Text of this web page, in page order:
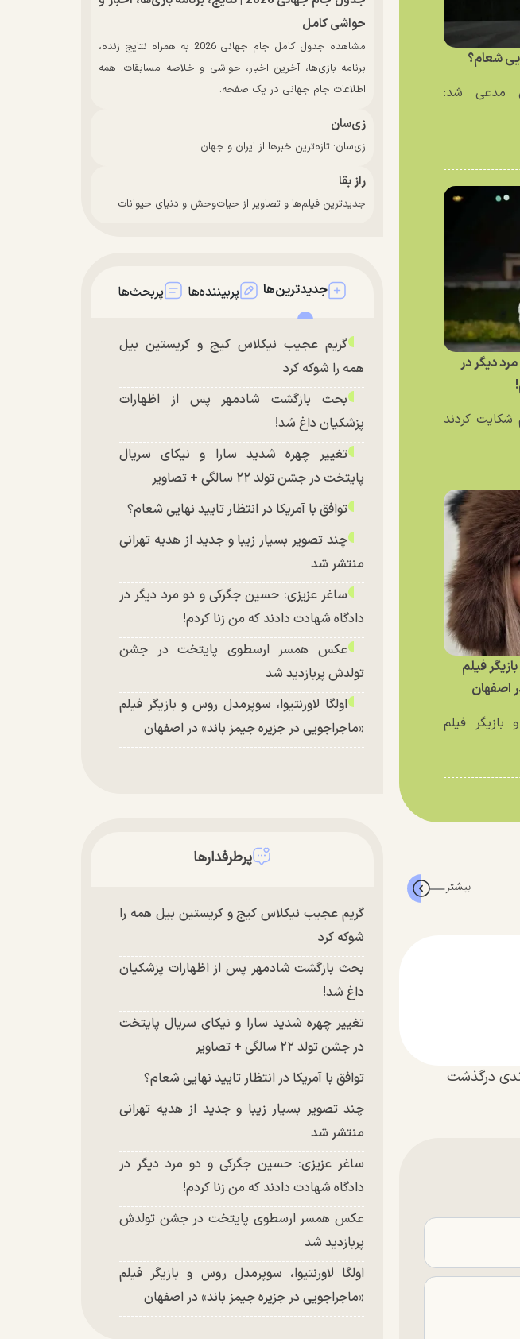
شعام؟
مدعی شد:
دیگر در
کردند
فیلم
اصفهان
بازیگر فیلم
درگذشت
حواشی کامل
مشاهده جدول کامل جام جهانی 2026 به همراه نتایج زنده،
برنامه بازی‌ها، آخرین اخبار، حواشی و خلاصه مسابقات. همه
اطلاعات جام جهانی در یک صفحه.
زی‌سان
زی‌سان: تازه‌ترین خبرها از ایران و جهان
راز بقا
جدیدترین فیلم‌ها و تصاویر از حیات‌وحش و دنیای حیوانات
جدیدترین‌ها پربیننده‌ها پربحث‌ها
گریم عجیب نیکلاس کیج و کریستین بیل
همه را شوکه کرد
بحث بازگشت شادمهر پس از اظهارات
پزشکیان داغ شد!
تغییر چهره شدید سارا و نیکای سریال
پایتخت در جشن تولد ۲۲ سالگی + تصاویر
توافق با آمریکا در انتظار تایید نهایی شعام؟
چند تصویر بسیار زیبا و جدید از هدیه تهرانی
منتشر شد
ساغر عزیزی: حسین جگرکی و دو مرد دیگر در
دادگاه شهادت دادند که من زنا کردم!
عکس همسر ارسطوی پایتخت در جشن
تولدش پربازدید شد
اولگا لاورنتیوا، سوپرمدل روس و بازیگر فیلم
«ماجراجویی در جزیره جیمز باند» در اصفهان
پرطرفدارها
گریم عجیب نیکلاس کیج و کریستین بیل همه را
شوکه کرد
بحث بازگشت شادمهر پس از اظهارات پزشکیان
داغ شد!
تغییر چهره شدید سارا و نیکای سریال پایتخت
در جشن تولد ۲۲ سالگی + تصاویر
توافق با آمریکا در انتظار تایید نهایی شعام؟
چند تصویر بسیار زیبا و جدید از هدیه تهرانی
منتشر شد
ساغر عزیزی: حسین جگرکی و دو مرد دیگر در
دادگاه شهادت دادند که من زنا کردم!
عکس همسر ارسطوی پایتخت در جشن تولدش
پربازدید شد
اولگا لاورنتیوا، سوپرمدل روس و بازیگر فیلم
«ماجراجویی در جزیره جیمز باند» در اصفهان